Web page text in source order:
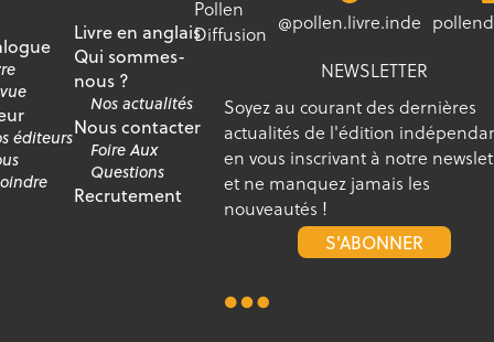
éditeurs
Livre en anglais
Qui sommes-
nous ?
Nos actualités
Nous contacter
Foire Aux
Questions
Recrutement
Pollen
Diffusion @pollen.livre.inde
NEWSLETTER
Soyez au courant des dernières
actualités de l'édition
en vous inscrivant à notre
et ne manquez jamais les
nouveautés !
S'ABONNER